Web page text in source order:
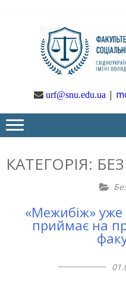
navigation
urf@snu.edu.ua |
КАТЕГОРІЯ:
«Межибіж» уже
приймає на